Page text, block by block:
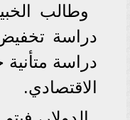
وطالب
دراسة
دراسة
الاقتصادي.